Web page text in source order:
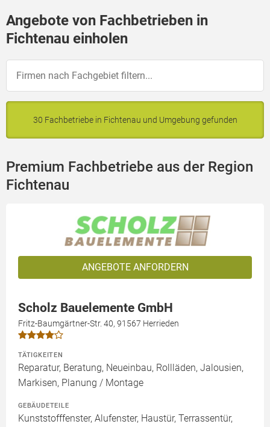
Angebote von Fachbetrieben in
Fichtenau einholen
30 Fachbetriebe in Fichtenau und Umgebung gefunden
Premium Fachbetriebe aus der Region
Fichtenau
ANGEBOTE ANFORDERN
Scholz Bauelemente GmbH
Fritz-Baumgärtner-Str. 40, 91567 Herrieden
TÄTIGKEITEN
Reparatur, Beratung, Neueinbau, Rollläden, Jalousien,
Markisen, Planung / Montage
GEBÄUDETEILE
Kunststofffenster, Alufenster, Haustür, Terrassentür,